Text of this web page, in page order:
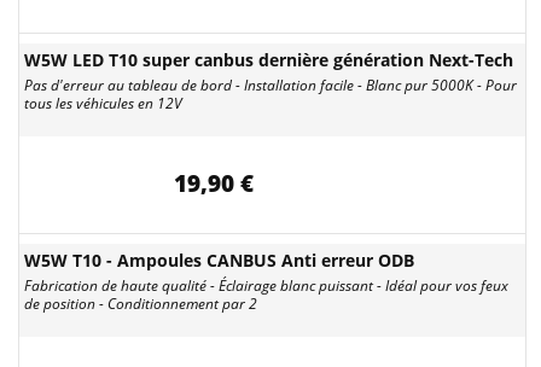
W5W LED T10 super canbus dernière génération Next-Tech
Pas d'erreur au tableau de bord - Installation facile - Blanc pur 5000K - Pour
tous les véhicules en 12V
19,90 €
W5W T10 - Ampoules CANBUS Anti erreur ODB
Fabrication de haute qualité - Éclairage blanc puissant - Idéal pour vos feux
de position - Conditionnement par 2